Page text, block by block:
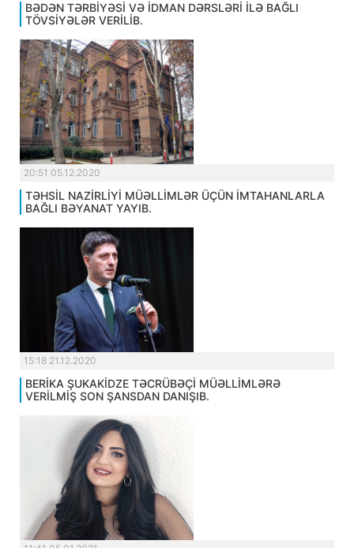
BƏDƏN TƏRBİYƏSİ VƏ İDMAN DƏRSLƏRİ İLƏ BAĞLI
TÖVSİYƏLƏR VERİLİB.
20:51 05.12.2020
TƏHSİL NAZİRLİYİ MÜƏLLİMLƏR ÜÇÜN İMTAHANLARLA
BAĞLI BƏYANAT YAYIB.
15:18 21.12.2020
BERİKA ŞUKAKİDZE TƏCRÜBƏÇİ MÜƏLLİMLƏRƏ
VERİLMİŞ SON ŞANSDAN DANIŞIB.